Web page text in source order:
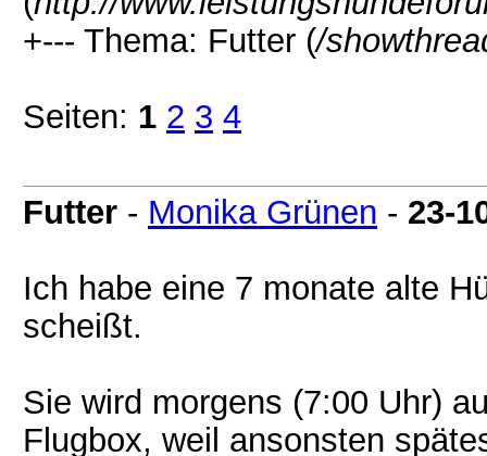
+--- Thema: Futter (/
Seiten: 1 2 3 4
Futter - Monika Grünen - 23-
Ich habe eine 7 monate alte
scheißt.
Sie wird morgens (7:00 Uhr)
Flugbox, weil ansonsten